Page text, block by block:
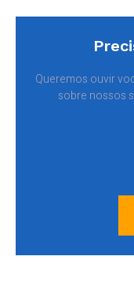
Queremos ouvir
sobre nossos